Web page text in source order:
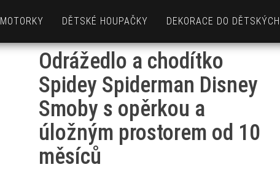
MOTORKY DĚTSKÉ HOUPAČKY DEKORACE DO
Odrážedlo a chodítko
Spidey Spiderman Disney
Smoby s opěrkou a
úložným prostorem od 10
měsíců